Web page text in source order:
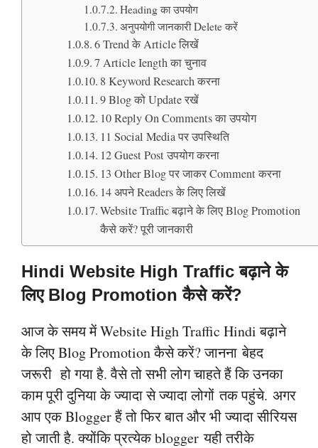
Heading का उपयोग
अनुपयोगी जानकारी Delete करें
6 Trend के Article लिखें
7 Article Iength का चुनाव
8 Keyword Research करना
9 Blog को Update रखें
10 Reply On Comments का उपयोग
11 Social Media पर उपस्थिति
12 Guest Post उपयोग करना
13 Other Blog पर जाकर Comment करना
14 अपने Readers के लिए लिखें
Website Traffic बढ़ाने के लिए Blog Promotion
कैसे करें? पूरी जानकारी
Hindi Website High Traffic बढ़ाने के
लिए Blog Promotion कैसे करें?
आज के समय में Website High Traffic Hindi बढ़ाने
के लिए Blog Promotion कैसे करें? जाननाबेहद
जरूरी हो गया है. वैसे तो सभी लोग चाहते हैं कि उनका
काम पूरी दुनिया के ज्यादा से ज्यादा लोगोंतक पहुंचे. अगर
आप एक Blogger हैं तो फिर बात और भी ज्यादा सीरियस
हो जाती है. क्योंकि प्रत्येकbloggerयही तरीके